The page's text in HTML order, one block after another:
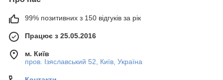
99% позитивних з 150 відгуків за рік
Працює з 25.05.2016
м. Київ
пров. Ізяславський 52, Київ, Україна